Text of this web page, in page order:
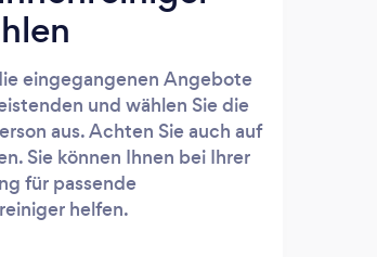
eingegangenen Angebote
und wählen Sie die
aus. Achten Sie auch auf
Sie können Ihnen bei Ihrer
für passende
helfen.